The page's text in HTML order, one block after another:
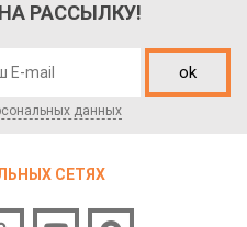
РАССЫЛКУ!
ok
данных
СЕТЯХ